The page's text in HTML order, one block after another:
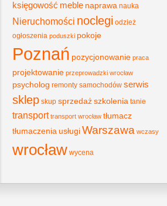
księgowość meble naprawa nauka
Nieruchomości noclegi odzież
ogłoszenia poduszki pokoje
Poznań pozycjonowanie praca
projektowanie przeprowadzki wrocław
psycholog remonty samochodów serwis
sklep skup sprzedaższkolenia tanie
transport transport wrocław tłumacz
tłumaczenia usługiWarszawa wczasy
wrocław wycena